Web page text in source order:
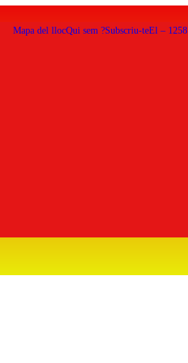
Mapa del llocQui sem ?Subscriu-teEl – 1258